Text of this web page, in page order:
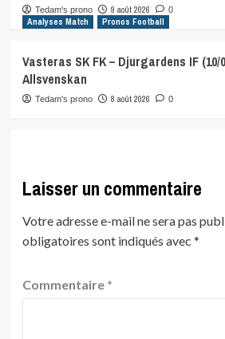
Tedam's prono 9 août 2026 0
Analyses Match Pronos Football
Vasteras SK FK – Djurgardens IF (10/
Allsvenskan
Tedam's prono 8 août 2026 0
Laisser un commentaire
Votre adresse e-mail ne sera pas
obligatoires sont indiqués avec *
Commentaire *